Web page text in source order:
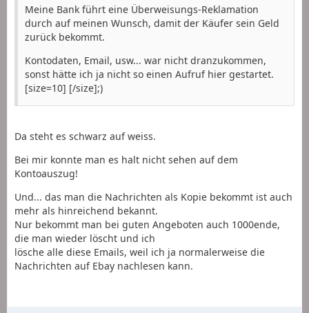
Meine Bank führt eine Überweisungs-Reklamation
durch auf meinen Wunsch, damit der Käufer sein Geld
zurück bekommt.
Kontodaten, Email, usw... war nicht dranzukommen,
sonst hätte ich ja nicht so einen Aufruf hier gestartet.
[size=10] [/size];)
Da steht es schwarz auf weiss.
Bei mir konnte man es halt nicht sehen auf dem
Kontoauszug!
Und... das man die Nachrichten als Kopie bekommt ist auch
mehr als hinreichend bekannt.
Nur bekommt man bei guten Angeboten auch 1000ende,
die man wieder löscht und ich
lösche alle diese Emails, weil ich ja normalerweise die
Nachrichten auf Ebay nachlesen kann.